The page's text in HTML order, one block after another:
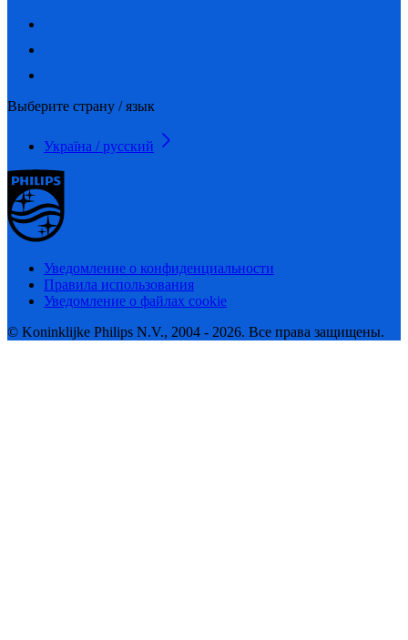
Выберите страну / язык
Україна / русский
Уведомление о конфиденциальности
Правила использования
Уведомление о файлах cookie
© Koninklijke Philips N.V., 2004 - 2026. Все права защищены.